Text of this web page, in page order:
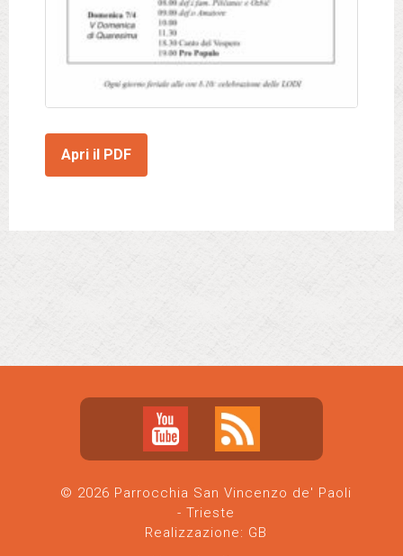
Apri il PDF
© 2026 Parrocchia San Vincenzo de' Paoli
- Trieste
Realizzazione: GB